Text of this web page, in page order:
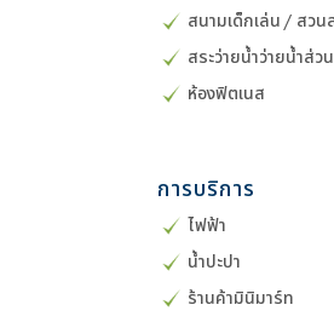
สนามเด็กเล่น / สวน
สระว่ายน้ำว่ายน้ำส่ว
ห้องฟิตเนส
การบริการ
ไฟฟ้า
น้ำปะปา
ร้านค้ามินิมาร์ท